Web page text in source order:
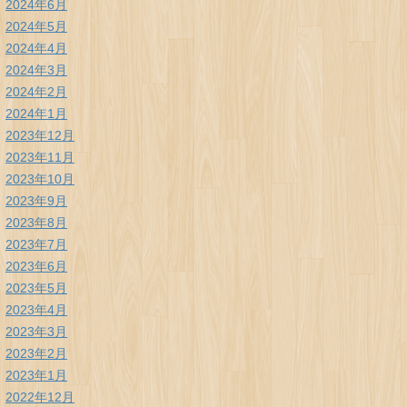
2024年6月
2024年5月
2024年4月
2024年3月
2024年2月
2024年1月
2023年12月
2023年11月
2023年10月
2023年9月
2023年8月
2023年7月
2023年6月
2023年5月
2023年4月
2023年3月
2023年2月
2023年1月
2022年12月